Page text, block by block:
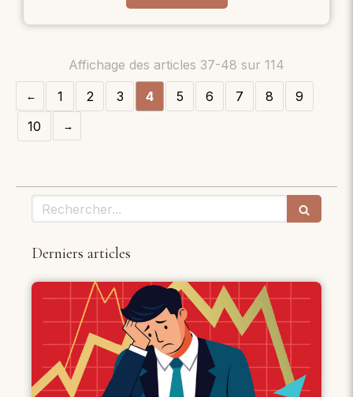
Affichage des articles 37-48 sur 114
1
2 3 4 5 6 7 8
9
10
Rechercher
Derniers articles